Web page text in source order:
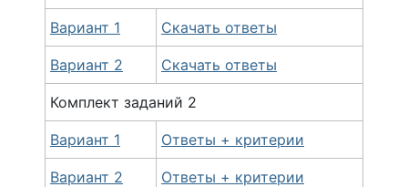
Вариант 1 Скачать ответы
Вариант 2 Скачать ответы
Комплект заданий 2
Вариант 1 Ответы + критерии
Вариант 2 Ответы + критерии